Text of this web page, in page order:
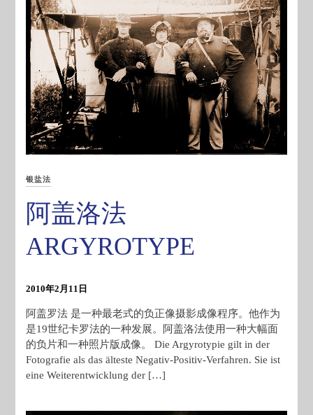
银盐法
阿盖洛法
ARGYROTYPE
2010年2月11日
阿盖罗法 是一种最老式的负正像摄影成像程序。他作为
是19世纪卡罗法的一种发展。阿盖洛法使用一种大幅面
的负片和一种照片版成像。 Die Argyrotypie gilt in der
Fotografie als das älteste Negativ-Positiv-Verfahren. Sie ist
eine Weiterentwicklung der […]